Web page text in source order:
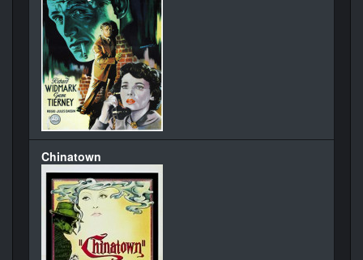
Chinatown